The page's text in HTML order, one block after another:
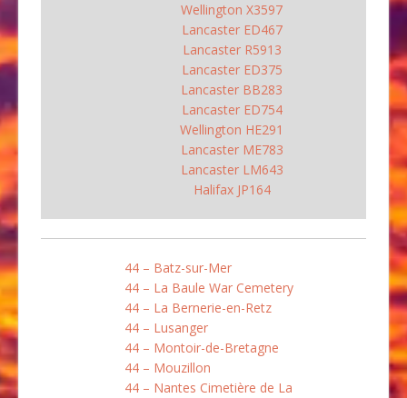
Wellington X3597
Lancaster ED467
Lancaster R5913
Lancaster ED375
Lancaster BB283
Lancaster ED754
Wellington HE291
Lancaster ME783
Lancaster LM643
Halifax JP164
44 – Batz-sur-Mer
44 – La Baule War Cemetery
44 – La Bernerie-en-Retz
44 – Lusanger
44 – Montoir-de-Bretagne
44 – Mouzillon
44 – Nantes Cimetière de La